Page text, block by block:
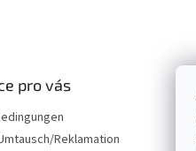
pro vás
Reklamation